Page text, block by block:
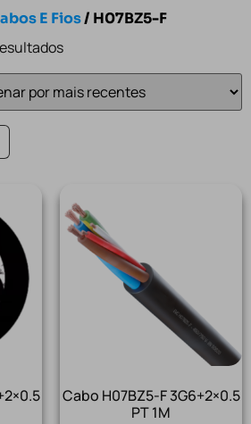
E Fios/ H07BZ5-F
Cabo H07BZ5-F 3G6+2×0.5
PT 1M